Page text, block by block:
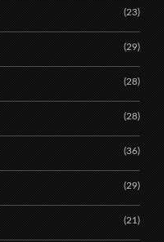
(23)
(29)
(28)
(28)
(36)
(29)
(21)